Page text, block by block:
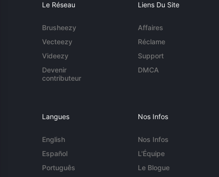
Le Réseau
Brusheezy
Vecteezy
Videezy
Devenir
contributeur
Liens Du Site
Affaires
Réclame
Support
DMCA
Langues
English
Español
Português
Nos Infos
Nos Infos
L'Équipe
Le Blogue